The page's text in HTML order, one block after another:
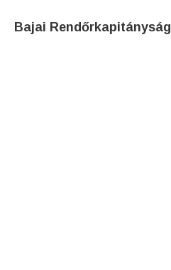
Bajai Rendőrkapitányság